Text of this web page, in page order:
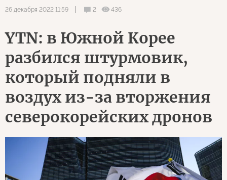
26 декабря 2022 11:59 2 436
YTN: в Южной Корее
разбился штурмовик,
который подняли в
воздух из-за вторжения
северокорейских дронов